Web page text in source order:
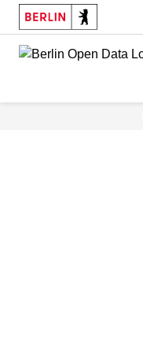
Skip
main